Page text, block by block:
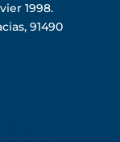
1998.
91490